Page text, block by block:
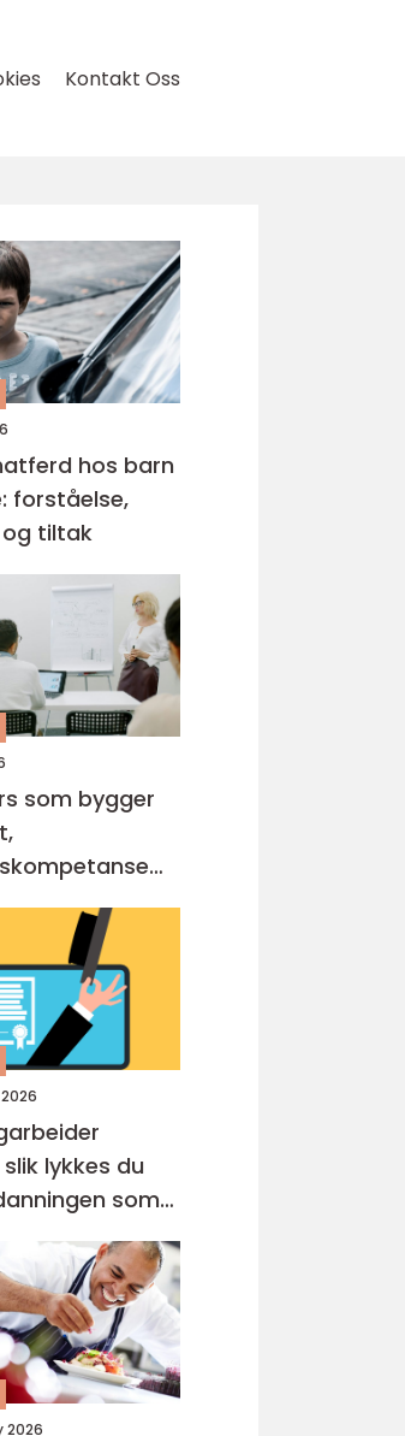
Kontakt Oss
hos barn
forståelse,
tiltak
som bygger
ferdigheter
som
2026